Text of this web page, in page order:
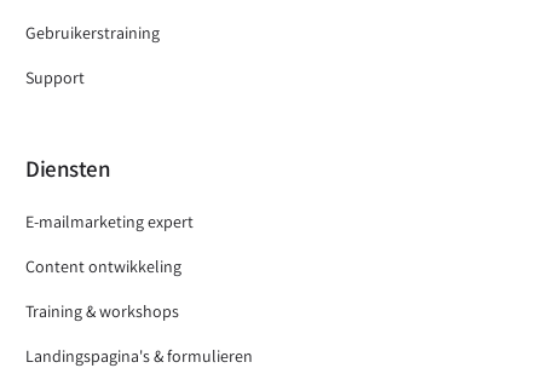
Gebruikerstraining
Support
Diensten
E-mailmarketing expert
Content ontwikkeling
Training & workshops
Landingspagina's & formulieren